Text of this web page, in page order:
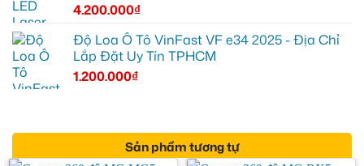
4.200.000₫
Độ Loa Ô Tô VinFast VF e34 2025 - Địa Chỉ
Lắp Đặt Uy Tín TPHCM
1.200.000₫
Sản phẩm tương tự